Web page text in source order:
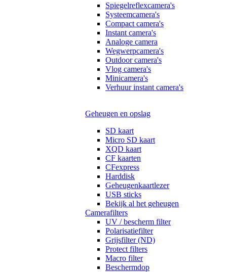
Spiegelreflexcamera's
Systeemcamera's
Compact camera's
Instant camera's
Analoge camera
Wegwerpcamera's
Outdoor camera's
Vlog camera's
Minicamera's
Verhuur instant camera's
Geheugen en opslag
SD kaart
Micro SD kaart
XQD kaart
CF kaarten
CFexpress
Harddisk
Geheugenkaartlezer
USB sticks
Bekijk al het geheugen
Camerafilters
UV / bescherm filter
Polarisatiefilter
Grijsfilter (ND)
Protect filters
Macro filter
Beschermdop